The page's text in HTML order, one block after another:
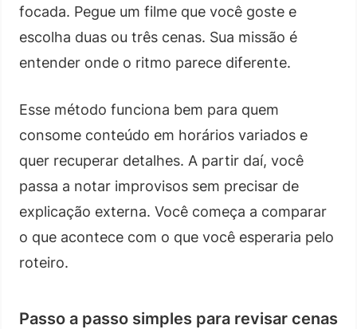
focada. Pegue um filme que você goste e
escolha duas ou três cenas. Sua missão é
entender onde o ritmo parece diferente.
Esse método funciona bem para quem
consome conteúdo em horários variados e
quer recuperar detalhes. A partir daí, você
passa a notar improvisos sem precisar de
explicação externa. Você começa a comparar
o que acontece com o que você esperaria pelo
roteiro.
Passo a passo simples para revisar cenas